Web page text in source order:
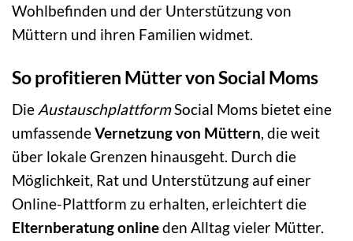
Wohlbefinden und der Unterstützung von
Müttern und ihren Familien widmet.
So profitieren Mütter von Social Moms
Die AustauschplattformSocial Moms bietet eine
umfassendeVernetzung von Müttern, die weit
über lokale Grenzen hinausgeht. Durch die
Möglichkeit, Rat und Unterstützung auf einer
Online-Plattform zu erhalten, erleichtert die
Elternberatung onlineden Alltag vieler Mütter.